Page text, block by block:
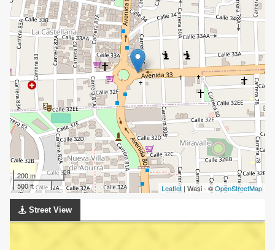
200 m
500 ft
Leaflet| Wasi - ©OpenStreetMap
Street View